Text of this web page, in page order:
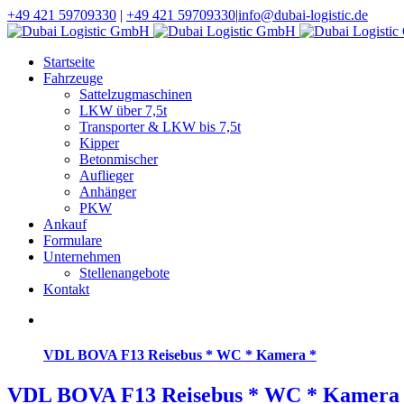
+49 421 59709330 | +49 421 59709330|info@dubai-logistic.de
Startseite
Fahrzeuge
Sattelzugmaschinen
LKW über 7,5t
Transporter & LKW bis 7,5t
Kipper
Betonmischer
Auflieger
Anhänger
PKW
Ankauf
Formulare
Unternehmen
Stellenangebote
Kontakt
VDL BOVA F13 Reisebus * WC * Kamera *
VDL BOVA F13 Reisebus * WC *